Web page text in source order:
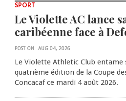
0 COMMENTS
SPORT
Le Violette AC lance
caribéenne face à
POST ON AUG 04, 2026
Le Violette Athletic Club entame
quatrième édition de la Coupe
Concacaf ce mardi 4 août 2026.